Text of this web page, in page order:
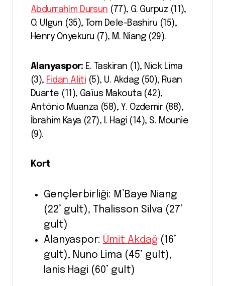
Abdurrahim Dursun (77), G. Gurpuz (11),
O. Ulgun (35), Tom Dele-Bashiru (15),
Henry Onyekuru (7), M. Niang (29).
Alanyaspor: E. Taskiran (1), Nick Lima
(3), Fidan Aliti (5), U. Akdag (50), Ruan
Duarte (11), Gaïus Makouta (42),
António Muanza (58), Y. Ozdemir (88),
İbrahim Kaya (27), I. Hagi (14), S. Mounie
(9).
Kort
Gençlerbirliği: M’Baye Niang
(22’ gult), Thalisson Silva (27’
gult)
Alanyaspor: Ümit Akdağ(16’
gult), Nuno Lima (45’ gult),
Ianis Hagi (60’ gult)